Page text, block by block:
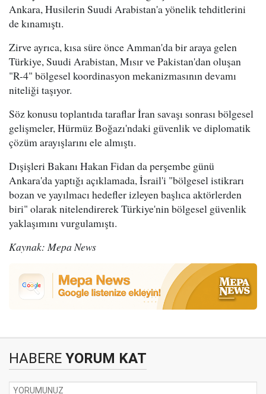
Ankara, Husilerin Suudi Arabistan'a yönelik tehditlerini
de kınamıştı.
Zirve ayrıca, kısa süre önce Amman'da bir araya gelen
Türkiye, Suudi Arabistan, Mısır ve Pakistan'dan oluşan
"R-4" bölgesel koordinasyon mekanizmasının devamı
niteliği taşıyor.
Söz konusu toplantıda taraflar İran savaşı sonrası bölgesel
gelişmeler, Hürmüz Boğazı'ndaki güvenlik ve diplomatik
çözüm arayışlarını ele almıştı.
Dışişleri Bakanı Hakan Fidan da perşembe günü
Ankara'da yaptığı açıklamada, İsrail'i "bölgesel istikrarı
bozan ve yayılmacı hedefler izleyen başlıca aktörlerden
biri" olarak nitelendirerek Türkiye'nin bölgesel güvenlik
yaklaşımını vurgulamıştı.
Kaynak: Mepa News
HABERE YORUM KAT